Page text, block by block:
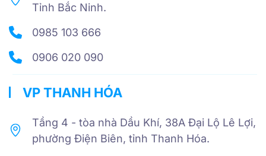
Tỉnh Bắc Ninh.
0985 103 666
0906 020 090
VP THANH HÓA
Tầng 4 - tòa nhà Dầu Khí, 38A Đại Lộ Lê Lợi,
phường Điện Biên, tỉnh Thanh Hóa.